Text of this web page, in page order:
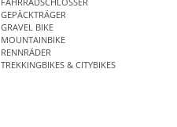
GEPÄCKTRÄGER
GRAVEL BIKE
MOUNTAINBIKE
RENNRÄDER
TREKKINGBIKES & CITYBIKES